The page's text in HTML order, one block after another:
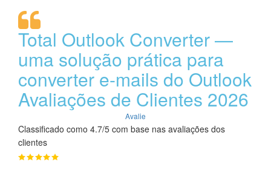
Total Outlook Converter —
uma solução prática para
converter e-mails do Outlook
Avaliações de Clientes 2026
Avalie
Classificado como 4.7/5 com base nas avaliações dos
clientes